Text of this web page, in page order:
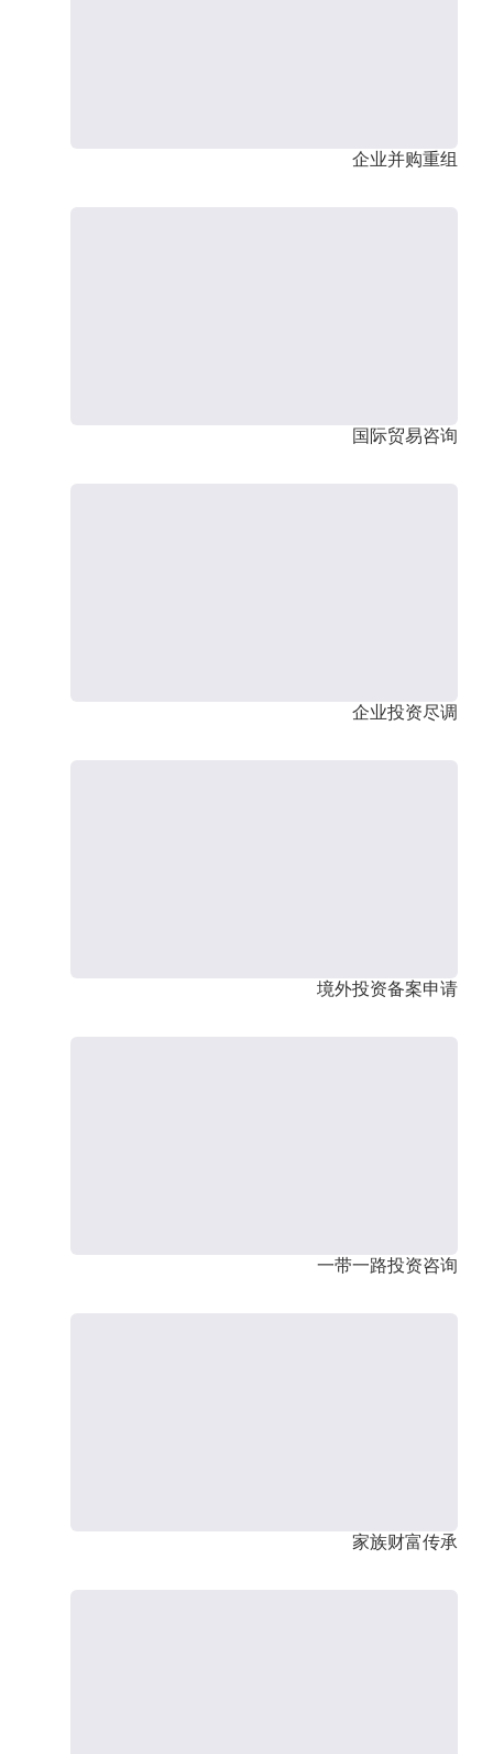
企业并购重组
国际贸易咨询
企业投资尽调
境外投资备案申请
一带一路投资咨询
家族财富传承